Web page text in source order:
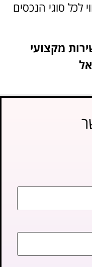
סוגי הנכסים
מקצועי